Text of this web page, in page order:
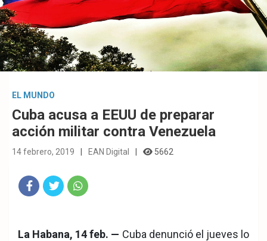
EL MUNDO
Cuba acusa a EEUU de preparar
acción militar contra Venezuela
14 febrero, 2019 EAN Digital 5662
ter
tsA
La Habana, 14 feb. — Cuba denunció el jueves lo